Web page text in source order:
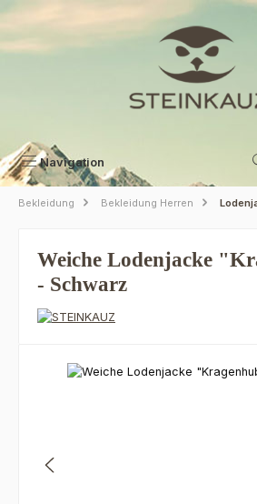
Zum Hauptinhalt springen
Navigation
Bekleidung Bekleidung Herren
Weiche Lodenjacke
- Schwarz
Bildergalerie überspringen